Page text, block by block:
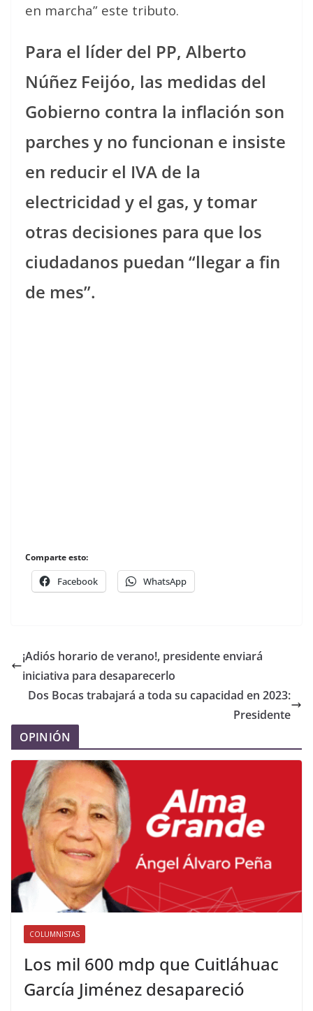
en marcha” este tributo.
Para el líder del PP, Alberto
Núñez Feijóo, las medidas del
Gobierno contra la inflación son
parches y no funcionan e insiste
en reducir el IVA de la
electricidad y el gas, y tomar
otras decisiones para que los
ciudadanos puedan “llegar a fin
de mes”.
Comparte esto:
Facebook WhatsApp
¡Adiós horario de verano!, presidente enviará
iniciativa para desaparecerlo
Dos Bocas trabajará a toda su capacidad en 2023:
Presidente
OPINIÓN
COLUMNISTAS
Los mil 600 mdp que Cuitláhuac
García Jiménez desapareció